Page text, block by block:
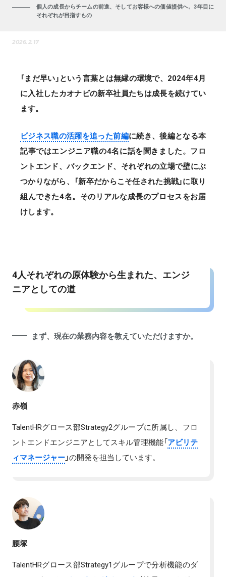
個人の成長からチームの前進、そしてお客様への価値提供へ。3年目に
それぞれが目指すもの
2026.2.17
「まだ早い」という言葉とは無縁の環境で、2024年4月
に入社したカオナビの新卒社員たちは成長を続けてい
ます。
ビジネス職の活躍を追った前編に続き、後編となる本
記事ではエンジニア職の4名に話を聞きました。フロ
ントエンド、バックエンド、それぞれの立場で壁にぶ
つかりながら、「新卒だからこそ任された挑戦」に取り
組んできた4名。そのリアルな成長のプロセスをお届
けします。
4人それぞれの原体験から生まれた、エンジ
ニアとしての道
まず、現在の業務内容を教えていただけますか。
赤嶺
TalentHRグロース部Strategy2グループに所属し、フロ
ントエンドエンジニアとしてスキル管理機能「アビリテ
ィマネージャー」の開発を担当しています。
腰塚
TalentHRグロース部Strategy1グループで分析機能のダ